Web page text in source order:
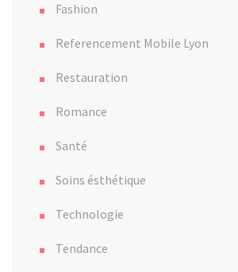
Fashion
Referencement Mobile Lyon
Restauration
Romance
Santé
Soins ésthétique
Technologie
Tendance